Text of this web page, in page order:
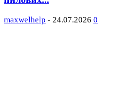
maxwelhelp - 24.07.2026 0